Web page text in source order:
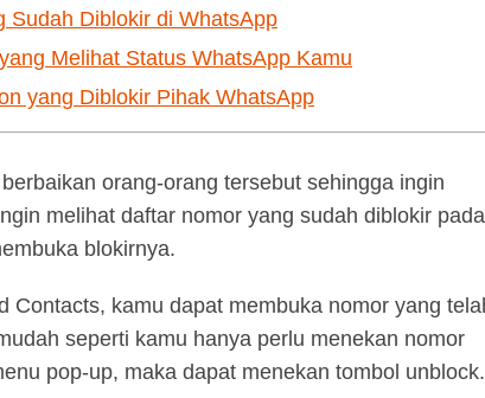
Sudah Diblokir di WhatsApp
Melihat Status WhatsApp Kamu
yang Diblokir Pihak WhatsApp
orang-orang tersebut sehingga ingin
melihat daftar nomor yang sudah diblokir pada
blokirnya.
Contacts, kamu dapat membuka nomor yang
seperti kamu hanya perlu menekan nomor
pop-up, maka dapat menekan tombol unblock.